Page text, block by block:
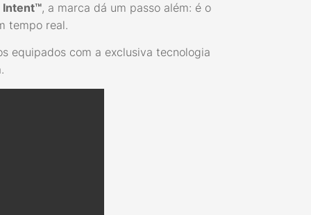
Intent™, a marca dá um passo além: é o
tempo real.
equipados com a exclusiva tecnologia